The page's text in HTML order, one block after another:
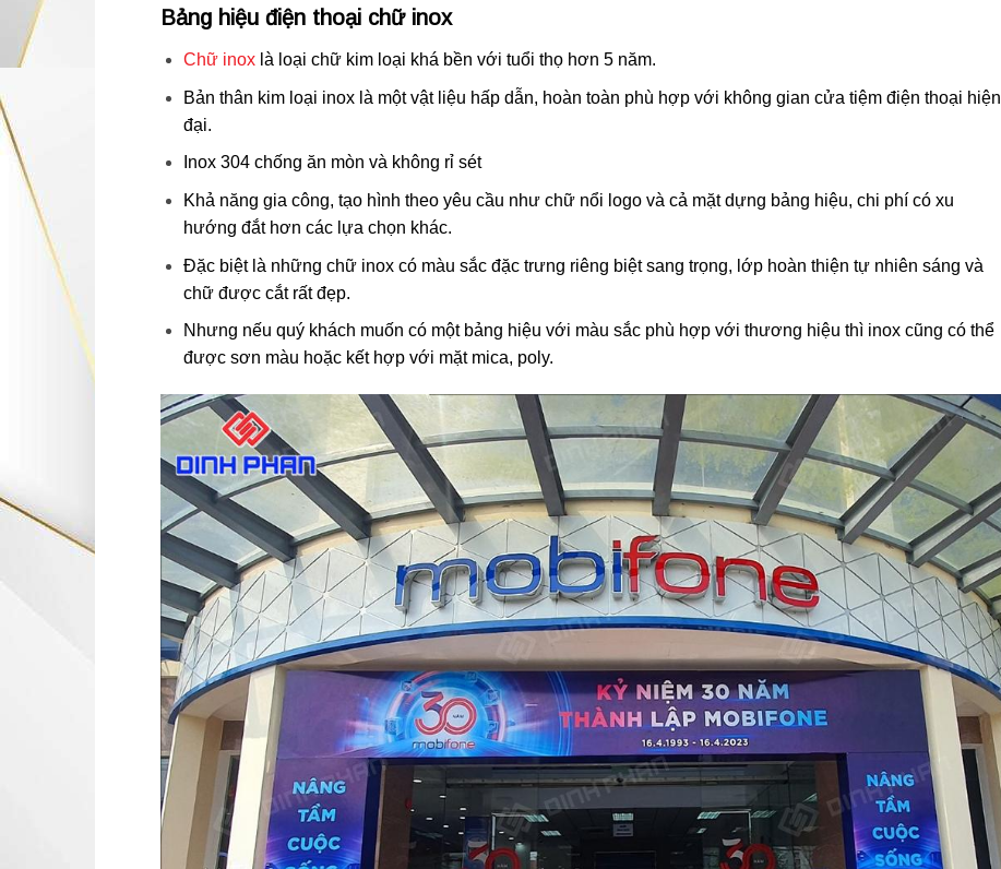
Bảng hiệu điện thoại chữ inox
Chữ inoxlà loại chữ kim loại khá bền với tuổi thọ hơn 5 năm.
Bản thân kim loại inox là một vật liệu hấp dẫn, hoàn toàn phù hợp với không gian cửa tiệm điện thoại hiện
đại.
Inox 304 chống ăn mòn và không rỉ sét
Khả năng gia công, tạo hình theo yêu cầu như chữ nổi logo và cả mặt dựng bảng hiệu, chi phí có xu
hướng đắt hơn các lựa chọn khác.
Đặc biệt là những chữ inox có màu sắc đặc trưng riêng biệt sang trọng, lớp hoàn thiện tự nhiên sáng và
chữ được cắt rất đẹp.
Nhưng nếu quý khách muốn có một bảng hiệu với màu sắc phù hợp với thương hiệu thì inox cũng có thể
được sơn màu hoặc kết hợp với mặt mica, poly.